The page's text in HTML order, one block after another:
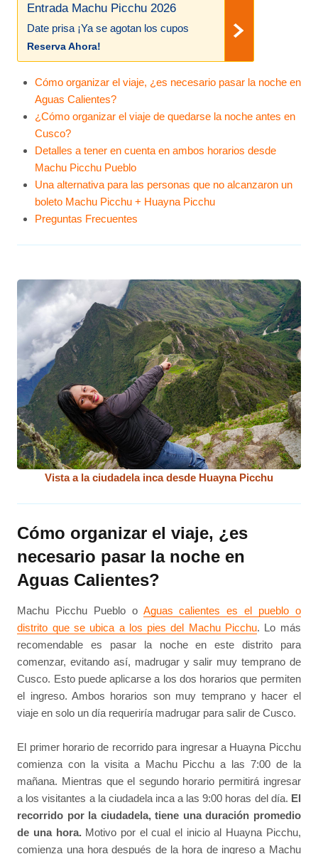
Entrada Machu Picchu 2026
Date prisa ¡Ya se agotan los cupos
Reserva Ahora!
Cómo organizar el viaje, ¿es necesario pasar la noche en
Aguas Calientes?
¿Cómo organizar el viaje de quedarse la noche antes en
Cusco?
Detalles a tener en cuenta en ambos horarios desde
Machu Picchu Pueblo
Una alternativa para las personas que no alcanzaron un
boleto Machu Picchu + Huayna Picchu
Preguntas Frecuentes
Vista a la ciudadela inca desde Huayna Picchu
Cómo organizar el viaje, ¿es
necesario pasar la noche en
Aguas Calientes?
Machu Picchu Pueblo o Aguas calientes es el pueblo o
distrito que se ubica a los pies del Machu Picchu. Lo más
recomendable es pasar la noche en este distrito para
comenzar, evitando así, madrugar y salir muy temprano de
Cusco. Esto puede aplicarse a los dos horarios que permiten
el ingreso. Ambos horarios son muy temprano y hacer el
viaje en solo un día requeriría madrugar para salir de Cusco.
El primer horario de recorrido para ingresar a Huayna Picchu
comienza con la visita a Machu Picchu a las 7:00 de la
mañana. Mientras que el segundo horario permitirá ingresar
a los visitantes a la ciudadela inca a las 9:00 horas del día. El
recorrido por la ciudadela, tiene una duración promedio
de una hora.Motivo por el cual el inicio al Huayna Picchu,
comienza una hora después de la hora de ingreso a Machu